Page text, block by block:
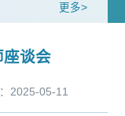
更多>
座谈会
2025-05-11